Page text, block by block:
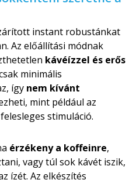
instant robustánkat
Az előállítási módnak
kávéízzel és erős
minimális
így nem kívánt
mint például az
stimuláció.
érzékeny a koffeinre,
vagy túl sok kávét iszik,
ízét. Az elkészítés